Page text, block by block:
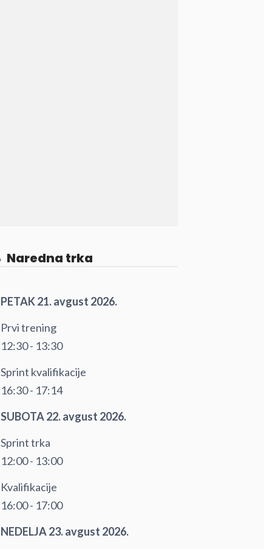
Naredna trka
PETAK 21. avgust 2026.
Prvi trening
12:30 - 13:30
Sprint kvalifikacije
16:30 - 17:14
SUBOTA 22. avgust 2026.
Sprint trka
12:00 - 13:00
Kvalifikacije
16:00 - 17:00
NEDELJA 23. avgust 2026.